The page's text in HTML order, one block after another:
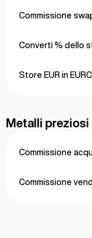
Commissione
Converti % dello
Store EUR in
Metalli preziosi
Commissione
Commissione